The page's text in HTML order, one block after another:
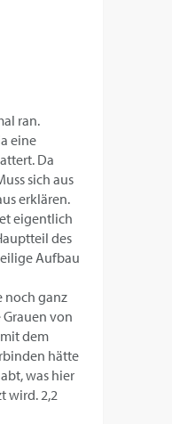
ran.
eine
Da
sich aus
erklären.
eigentlich
des
Aufbau
noch ganz
von
dem
hätte
was hier
wird. 2,2